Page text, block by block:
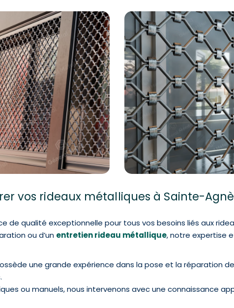
vos rideaux métalliques à Sainte-
de qualité exceptionnelle pour tous vos besoins liés aux
ou d’un entretien rideau métallique, notre expertise
une grande expérience dans la pose et la réparation
ou manuels, nous intervenons avec une connaissance